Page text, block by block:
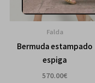
Falda
Bermuda estampado
espiga
570.00€